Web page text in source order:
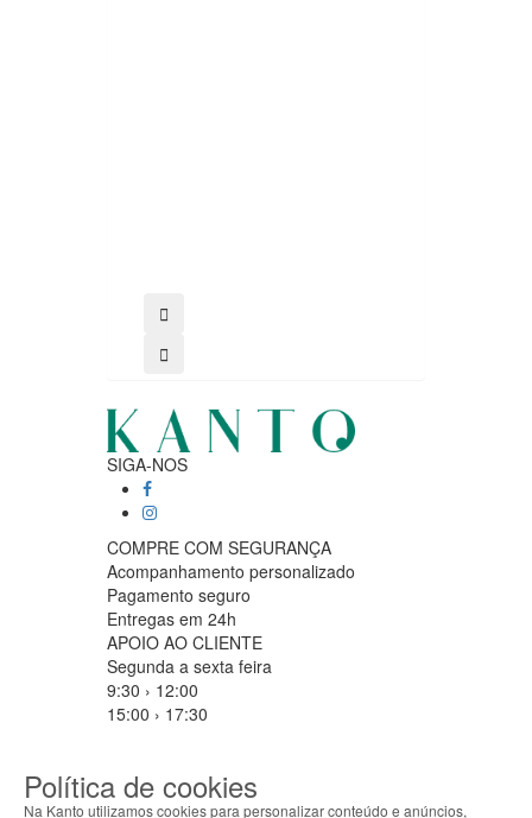
SIGA-NOS
COMPRE COM SEGURANÇA
Acompanhamento personalizado
Pagamento seguro
Entregas em 24h
APOIO AO CLIENTE
Segunda a sexta feira
9:30 › 12:00
15:00 › 17:30
Política de cookies
Na Kanto utilizamos cookies para personalizar conteúdo e anúncios,